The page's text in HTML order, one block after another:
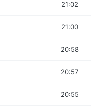
21:02
21:00
20:58
20:57
20:55